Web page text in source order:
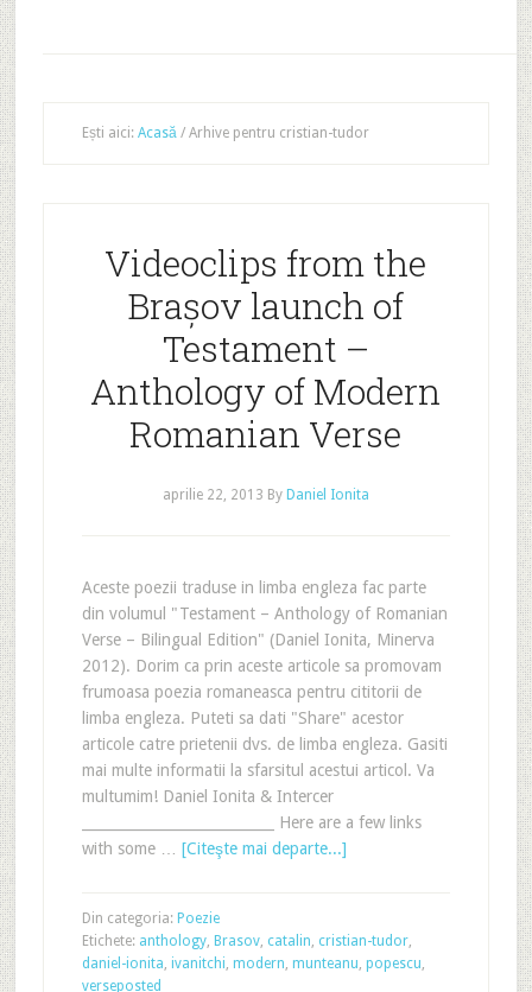
Ești aici: Acasă /Arhive pentru cristian-tudor
Videoclips from the
Brașov launch of
Testament –
Anthology of Modern
Romanian Verse
aprilie 22, 2013 By Daniel Ionita
Aceste poezii traduse in limba engleza fac parte
din volumul "Testament – Anthology of Romanian
Verse – Bilingual Edition" (Daniel Ionita, Minerva
2012). Dorim ca prin aceste articole sa promovam
frumoasa poezia romaneasca pentru cititorii de
limba engleza. Puteti sa dati "Share" acestor
articole catre prietenii dvs. de limba engleza. Gasiti
mai multe informatii la sfarsitul acestui articol. Va
multumim! Daniel Ionita & Intercer
___________________________ Here are a few links
with some … [Citeşte mai departe...]
Din categoria: Poezie
Etichete: anthology, Brasov, catalin, cristian-tudor,
daniel-ionita, ivanitchi, modern, munteanu, popescu,
verseposted